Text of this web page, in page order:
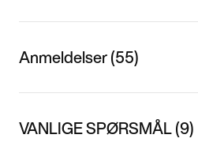
Anmeldelser (55)
VANLIGE SPØRSMÅL (9)